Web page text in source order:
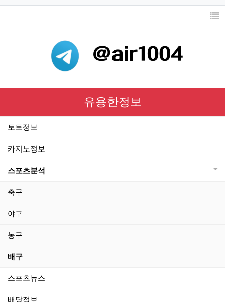
유용한정보
토토정보
카지노정보
스포츠분석
축구
야구
농구
배구
스포츠뉴스
배당정보